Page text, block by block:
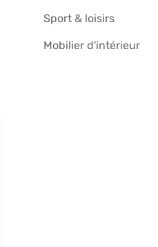
Sport & loisirs
Mobilier d'intérieur